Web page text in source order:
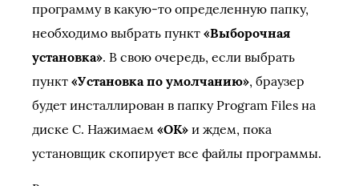
программу в какую-то определенную папку,
необходимо выбрать пункт «Выборочная
установка». В свою очередь, если выбрать
пункт «Установка по умолчанию», браузер
будет инсталлирован в папку Program Files на
диске C. Нажимаем «OK» и ждем, пока
установщик скопирует все файлы программы.